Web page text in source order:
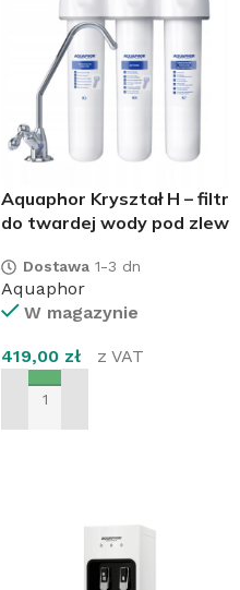
Aquaphor Kryształ H – filtr
do twardej wody pod zlew
Dostawa 1-3 dn
Aquaphor
W magazynie
419,00 zł z VAT
DODAJ DO KOSZYKA